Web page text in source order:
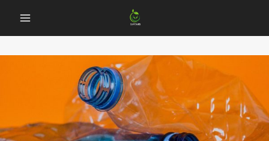
содержанию